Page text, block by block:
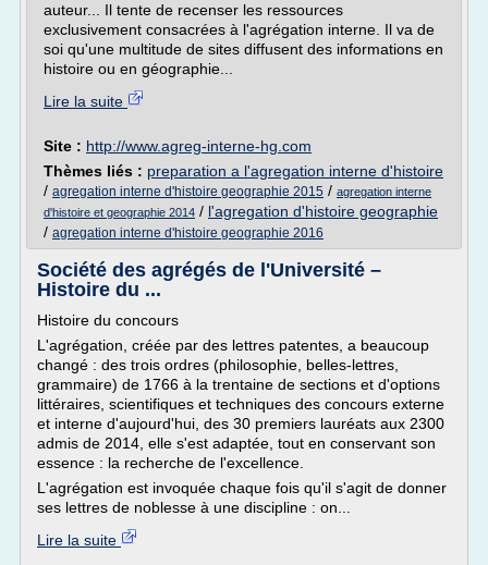
auteur... Il tente de recenser les ressources
exclusivement consacrées à l'agrégation interne. Il va de
soi qu'une multitude de sites diffusent des informations en
histoire ou en géographie...
Lire la suite
Site : http://www.agreg-interne-hg.com
Thèmes liés : preparation a l'agregation interne d'histoire
/ agregation interne d'histoire geographie 2015 / agregation interne
d'histoire et geographie 2014 / l'agregation d'histoire geographie
/ agregation interne d'histoire geographie 2016
Société des agrégés de l'Université –
Histoire du ...
Histoire du concours
L'agrégation, créée par des lettres patentes, a beaucoup
changé : des trois ordres (philosophie, belles-lettres,
grammaire) de 1766 à la trentaine de sections et d'options
littéraires, scientifiques et techniques des concours externe
et interne d'aujourd'hui, des 30 premiers lauréats aux 2300
admis de 2014, elle s'est adaptée, tout en conservant son
essence : la recherche de l'excellence.
L'agrégation est invoquée chaque fois qu'il s'agit de donner
ses lettres de noblesse à une discipline : on...
Lire la suite